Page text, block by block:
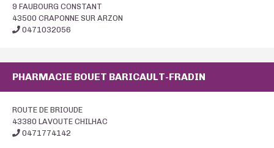
9 FAUBOURG CONSTANT
43500 CRAPONNE SUR ARZON
0471032056
PHARMACIE BOUET BARICAULT-FRADIN
ROUTE DE BRIOUDE
43380 LAVOUTE CHILHAC
0471774142